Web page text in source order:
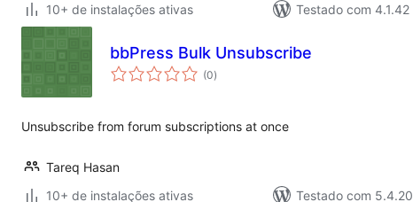
10+ de instalações ativas
Testado com 4.1.42
bbPress Bulk Unsubscribe
(0total
de
)
Unsubscribe from forum subscriptions at once
Tareq Hasan
10+ de instalações ativas
Testado com 5.4.20